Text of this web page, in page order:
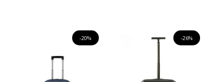
-20% -26%